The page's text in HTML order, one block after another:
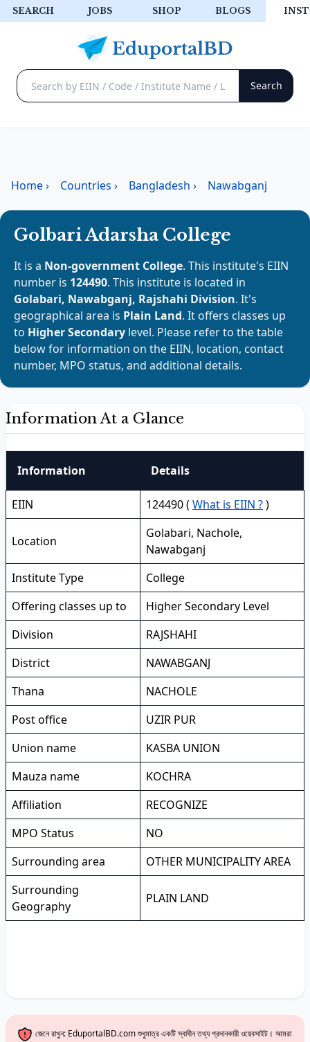
SEARCH JOBS SHOP BLOGS
Home› Countries › Bangladesh › Nawabganj
Golbari Adarsha College
It is a Non-government College. This institute's EIIN
number is 124490. This institute is located in
Golabari, Nawabganj, Rajshahi Division. It's
geographical area is Plain Land. It offers classes up
to Higher Secondary level. Please refer to the table
below for information on the EIIN, location, contact
number, MPO status, and additional details.
Information At a Glance
Information Details
EIIN 124490 ( What is EIIN ?)
Location
Golabari, Nachole,
Nawabganj
Institute Type
College
Offering classes up to
Higher Secondary Level
Division
RAJSHAHI
District
NAWABGANJ
Thana
NACHOLE
Post office
UZIR PUR
Union name
KASBA UNION
Mauza name
KOCHRA
Affiliation
RECOGNIZE
MPO Status
NO
Surrounding area
OTHER MUNICIPALITY AREA
Surrounding
Geography
PLAIN LAND
জেনে রাখুন: EduportalBD.com শুধুমাত্র একটি স্বাধীন তথ্য প্রদানকারী ওয়েবসাইট। আমরা